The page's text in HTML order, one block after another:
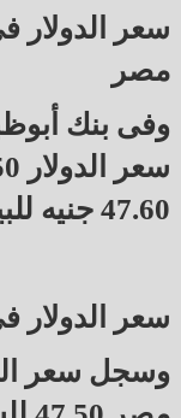
سعر الدولار
مصر
وفى بنك
47.60 جنيه للبيع.
سعر الدولار
وسجل سعر